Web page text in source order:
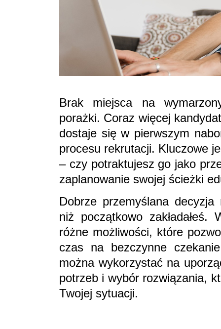
Brak miejsca na
porażki. Coraz więcej
dostaje się w pierwszym
procesu rekrutacji. Kluczowe
– czy potraktujesz go jako
zaplanowanie swojej ścieżki
Dobrze przemyślana
niż początkowo
różne możliwości, które
czas na bezczynne
można wykorzystać na
potrzeb i wybór rozwiązania,
Twojej sytuacji.